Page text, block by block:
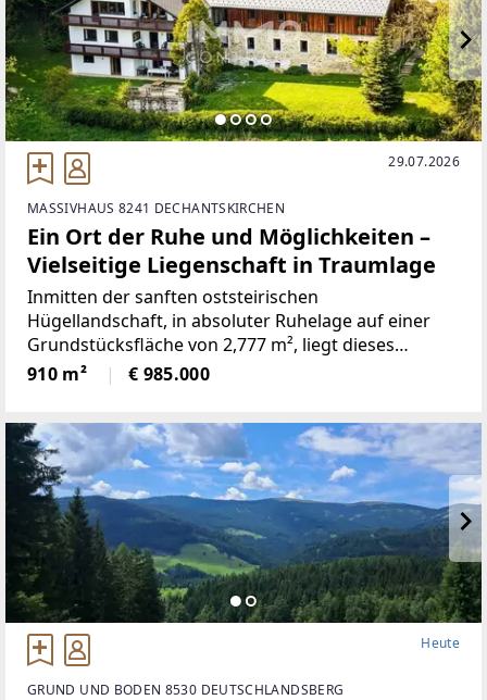
29.07.2026
MASSIVHAUS 8241 DECHANTSKIRCHEN
Ein Ort der Ruhe und Möglichkeiten –
Vielseitige Liegenschaft in Traumlage
Inmitten der sanften oststeirischen
Hügellandschaft, in absoluter Ruhelage auf einer
Grundstücksfläche von 2,777 m², liegt dieses
außergewöhnliche Anwesen.Ob als privates
Landhaus, Seminar- oder Gästehaus oder als Ort für
910 m² € 985.000
Heute
GRUND UND BODEN 8530 DEUTSCHLANDSBERG